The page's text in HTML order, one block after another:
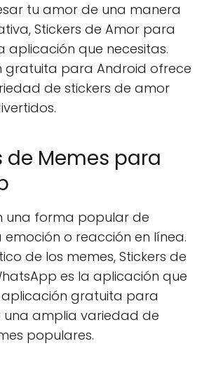
tu amor de una manera
Stickers de Amor para
aplicación que necesitas.
gratuita para Android ofrece
de stickers de amor
de Memes para
una forma popular de
o reacción en línea.
de los memes, Stickers de
es la aplicación que
aplicación gratuita para
una amplia variedad de
populares.